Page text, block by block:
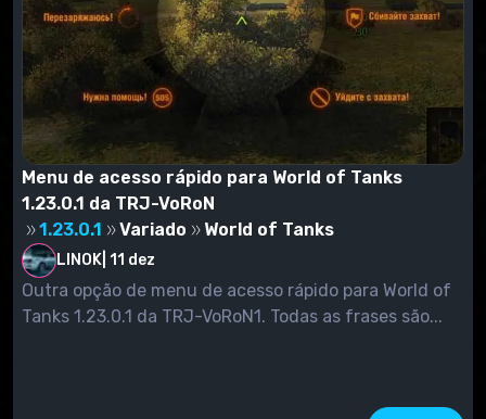
Menu de acesso rápido para World of Tanks
1.23.0.1 da TRJ-VoRoN
1.23.0.1
Variado World of Tanks
LINOK 11 dez
Outra opção de menu de acesso rápido para World of
Tanks 1.23.0.1 da TRJ-VoRoN1. Todas as frases são...